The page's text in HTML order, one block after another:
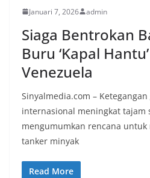
Januari 7, 2026 admin
Siaga Bentrokan
Buru ‘Kapal
Venezuela
Sinyalmedia.com –
internasional meningkat tajam
mengumumkan rencana untuk
tanker minyak
Read More